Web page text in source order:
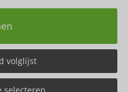
volglijst